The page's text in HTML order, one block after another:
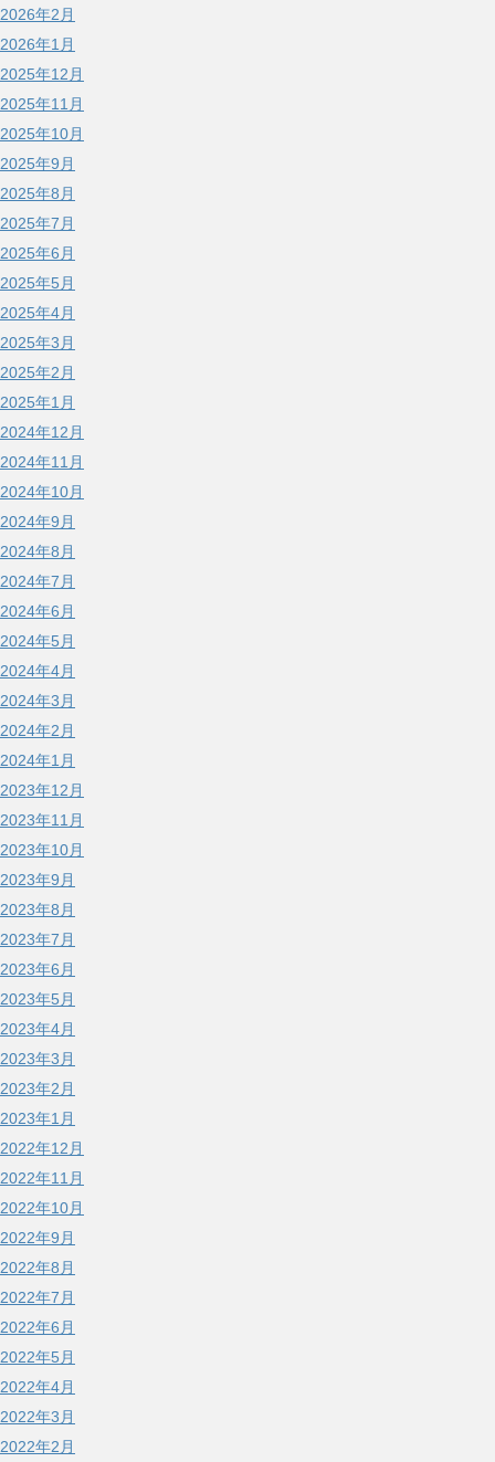
2026年2月
2026年1月
2025年12月
2025年11月
2025年10月
2025年9月
2025年8月
2025年7月
2025年6月
2025年5月
2025年4月
2025年3月
2025年2月
2025年1月
2024年12月
2024年11月
2024年10月
2024年9月
2024年8月
2024年7月
2024年6月
2024年5月
2024年4月
2024年3月
2024年2月
2024年1月
2023年12月
2023年11月
2023年10月
2023年9月
2023年8月
2023年7月
2023年6月
2023年5月
2023年4月
2023年3月
2023年2月
2023年1月
2022年12月
2022年11月
2022年10月
2022年9月
2022年8月
2022年7月
2022年6月
2022年5月
2022年4月
2022年3月
2022年2月